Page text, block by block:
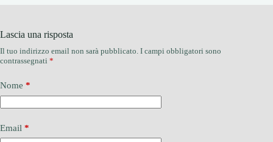
Lascia una risposta
Il tuo indirizzo email non sarà pubblicato. I campi obbligatori sono
contrassegnati *
Nome *
Email *